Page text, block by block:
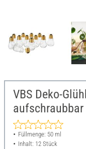
VBS Deko-
aufschraubbar
Füllmenge: 50 ml
Inhalt: 12 Stück